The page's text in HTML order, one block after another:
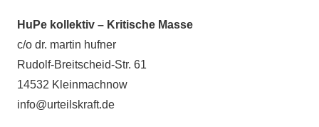
HuPe kollektiv – Kritische Masse
c/o dr. martin hufner
Rudolf-Breitscheid-Str. 61
14532 Kleinmachnow
info@urteilskraft.de